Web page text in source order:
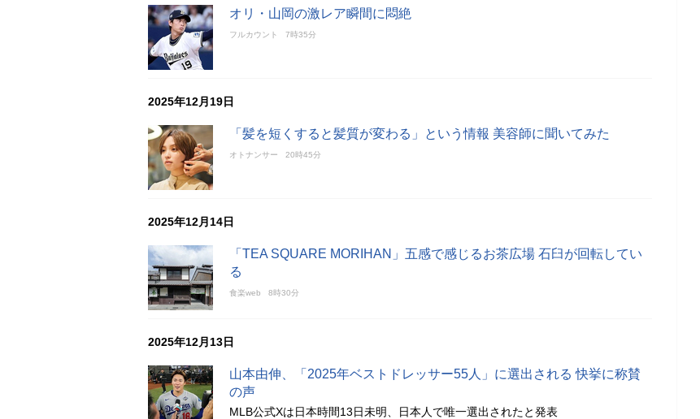
オリ・山岡の激レア瞬間に悶絶
フルカウント 7時35分
2025年12月19日
「髪を短くすると髪質が変わる」という情報 美容師に聞いてみた
オトナンサー 20時45分
2025年12月14日
「TEA SQUARE MORIHAN」五感で感じるお茶広場 石臼が回転してい
る
食楽web 8時30分
2025年12月13日
山本由伸、「2025年ベストドレッサー55人」に選出される 快挙に称賛
の声
MLB公式Xは日本時間13日未明、日本人で唯一選出されたと発表